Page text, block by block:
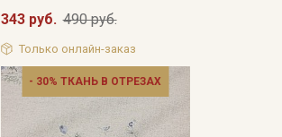
343 руб. 490 руб.
Только онлайн-заказ
- 30% ТКАНЬ В ОТРЕЗАХ